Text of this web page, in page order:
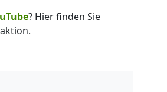
? Hier finden Sie